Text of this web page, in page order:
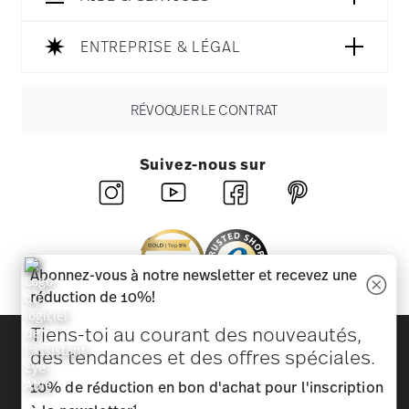
ENTREPRISE & LÉGAL
RÉVOQUER LE CONTRAT
Suivez-nous sur
Découvrez toutes nos marques
Beauté et fonctionnalité pour votre maison
Homepage CGV
Abonnez-vous à notre newsletter et recevez une
réduction de 10%!
Tiens-toi au courant des nouveautés,
des tendances et des offres spéciales.
10% de réduction en bon d'achat pour l'inscription